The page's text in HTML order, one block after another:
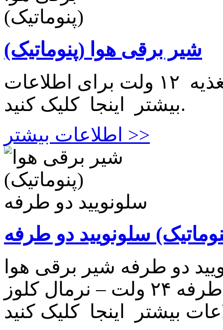
شیر برقی هوا (پنوماتیک)
شیر برقی هوا (پنوماتیک) دارای تغذیه ۱۲ ولت برای اطلاعات
بیشتر اینجا کلیک کنید.
اطلاعات بیشتر >>
سلونویید دو طرفه
دو طرفه شیر برقی هوا
(پنوماتیک) سلونویید دو طرفه ۲۴ ولت – نرمال کلوز NC برای